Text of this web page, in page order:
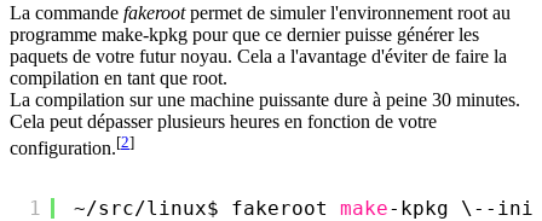
La commande fakerootpermet de simuler l'environnement root au
programme make-kpkg pour que ce dernier puisse générer les
paquets de votre futur noyau. Cela a l'avantage d'éviter de faire la
compilation en tant que root.
La compilation sur une machine puissante dure à peine 30 minutes.
Cela peut dépasser plusieurs heures en fonction de votre
configuration.[2]
1 ~/src/linux$ fakeroot make-kpkg \--